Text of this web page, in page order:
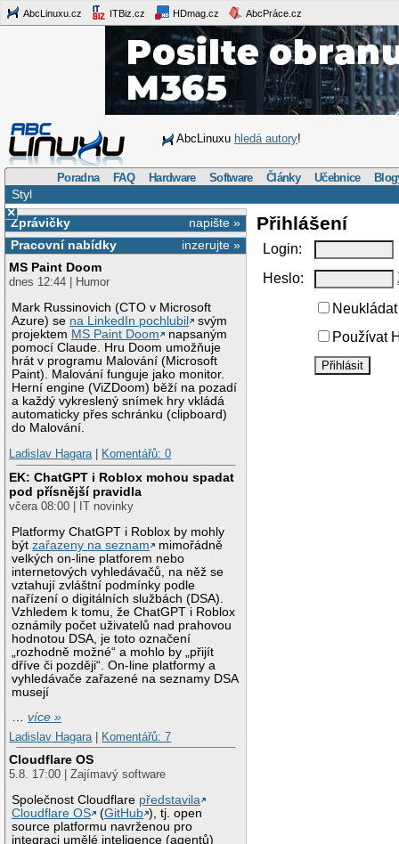
AbcLinuxu.cz ITBiz.cz HDmag.cz AbcPráce.cz
AbcLinuxu hledá autory!
Poradna FAQ Hardware Software Články Učebnice
Styl
×
napište »
Zprávičky
inzerujte »
Pracovní nabídky
MS Paint Doom
dnes 12:44 | Humor
Mark Russinovich (CTO v Microsoft
Azure) se na LinkedIn pochlubil
svým
projektem MS Paint Doom
napsaným
pomocí Claude. Hru Doom umožňuje
hrát v programu Malování (Microsoft
Paint). Malování funguje jako monitor.
Herní engine (ViZDoom) běží na pozadí
a každý vykreslený snímek hry vkládá
automaticky přes schránku (clipboard)
do Malování.
Ladislav Hagara| Komentářů: 0
EK: ChatGPT i Roblox mohou spadat
pod přísnější pravidla
včera 08:00 | IT novinky
Platformy ChatGPT i Roblox by mohly
býtzařazeny na seznam
mimořádně
velkých on-line platforem nebo
internetových vyhledávačů, na něž se
vztahují zvláštní podmínky podle
nařízení o digitálních službách (DSA).
Vzhledem k tomu, že ChatGPT i Roblox
oznámily počet uživatelů nad prahovou
hodnotou DSA, je toto označení
„rozhodně možné“ a mohlo by „přijít
dříve či později“. On-line platformy a
vyhledávače zařazené na seznamy DSA
musejí
…více »
Ladislav Hagara
Komentářů: 7
Cloudflare OS
5.8. 17:00 | Zajímavý software
Společnost Cloudflare představila
Cloudflare OS
(GitHub ), tj. open
source platformu navrženou pro
integraci umělé inteligence (agentů)
Přihlášení
Login:
Heslo:
Používat